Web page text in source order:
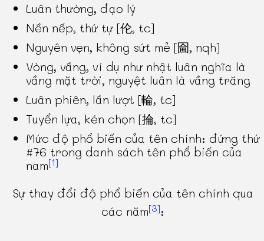
Luân thường, đạo lý
Nền nếp, thứ tự [伦, tc]
Nguyên vẹn, không sứt mẻ [圇, nqh]
Vòng, vầng, ví dụ như nhật luân nghĩa là
vầng mặt trời, nguyệt luân là vầng trăng
Luân phiên, lần lượt [輪, tc]
Tuyển lựa, kén chọn [掄, tc]
Mức độ phổ biến của tên chính: đứng thứ
#76 trong danh sách tên phổ biến của
nam[1]
Sự thay đổi độ phổ biến của tên chính qua
các năm[3]: